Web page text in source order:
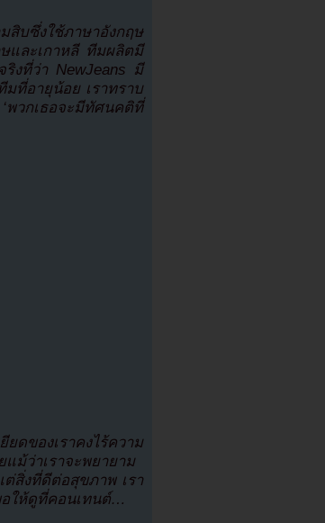
สิบซึ่งใช้ภาษาอังกฤษ
และเกาหลี ทีมผลิตมี
ริงที่ว่า NewJeans มี
มที่อายุน้อย เราทราบ
พวกเธอจะมีทัศนคติที่
ดของเราคงไร้ความ
แม้ว่าเราจะพยายาม
สิ่งที่ดีต่อสุขภาพ เรา
ให้ดูที่คอนเทนต์…